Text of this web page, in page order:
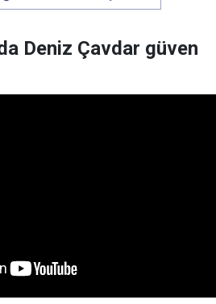
Deniz Çavdar güven